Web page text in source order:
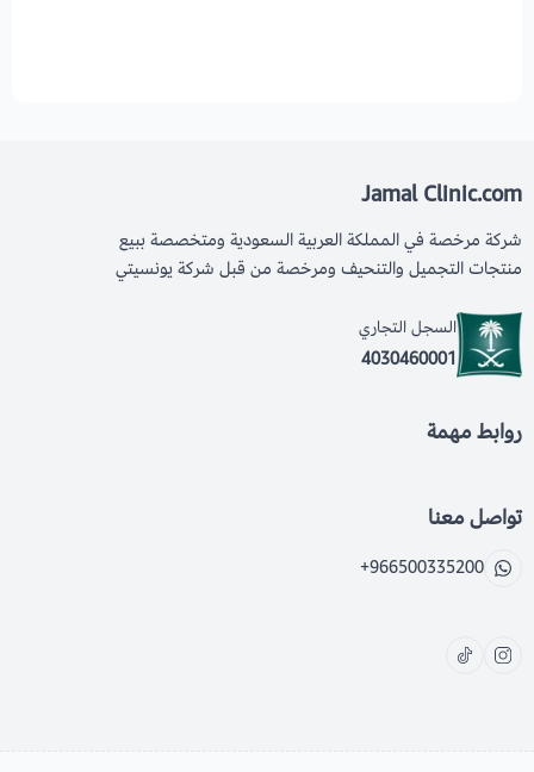
Jamal Clinic.com
شركة مرخصة في المملكة العربية السعودية ومتخصصة ببيع
منتجات التجميل والتنحيف ومرخصة من قبل شركة يونسيتي
السجل التجاري
4030460001
روابط مهمة
تواصل معنا
+966500335200